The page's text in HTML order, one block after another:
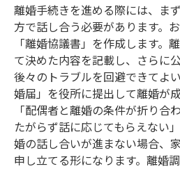
離婚手続きを進める際には、ま
方で話し合う必要があります。
「離婚協議書」を作成します。
て決めた内容を記載し、さらに
後々のトラブルを回避できてよ
婚届」を役所に提出して離婚が成
「配偶者と離婚の条件が折り合
たがらず話に応じてもらえない
婚の話し合いが進まない場合、
申し立てる形になります。離婚